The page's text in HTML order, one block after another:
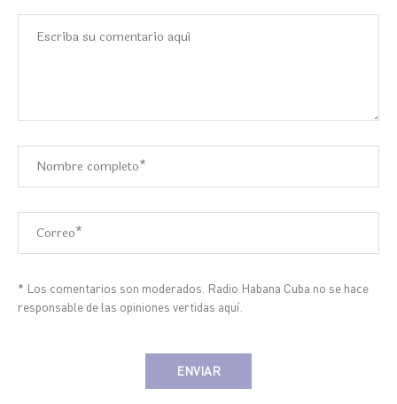
* Los comentarios son moderados. Radio Habana Cuba no se hace
responsable de las opiniones vertidas aquí.